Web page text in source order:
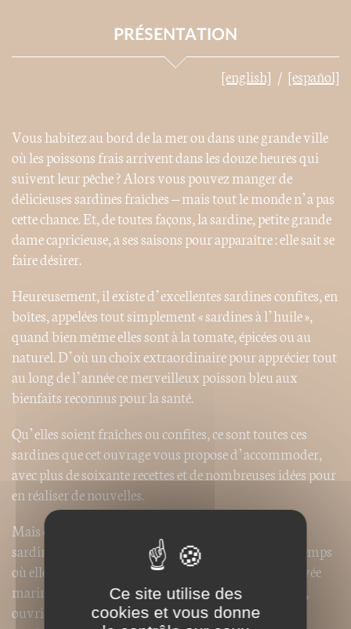
PRÉSENTATION
[english] [español]
Vous habitez au bord de la mer ou dans une grande ville
où les poissons frais arrivent dans les douze heures qui
suivent leur pêche ? Alors vous pouvez manger de
délicieuses sardines fraîches – mais tout le monde n’a pas
cette chance. Et, de toutes façons, la sardine, petite grande
dame capricieuse, a ses saisons pour apparaître : elle sait se
faire désirer.
Heureusement, il existe d’excellentes sardines confites, en
boîtes, appelées tout simplement « sardines à l’huile »,
quand bien même elles sont à la tomate, épicées ou au
naturel. D’où un choix extraordinaire pour apprécier tout
au long de l’année ce merveilleux poisson bleu aux
bienfaits reconnus pour la santé.
Qu’elles soient fraîches ou confites, ce sont toutes ces
sardines que cet ouvrage vous propose d’accommoder,
avec plus de soixante recettes et de nombreuses idées pour
en réaliser de nouvelles.
Mais ce petit traité raconte aussi
sardine, une histoire double : celle de la sardine, du temps
où elle était salée et pressée à celui où elle s’est retrouvée
marinée ou en boîte ; et celle des pêcheurs, confiseurs,
ouvrières, inventeurs qui ont inscrit la sardine au
Ce site utilise des
cookies et vous donne